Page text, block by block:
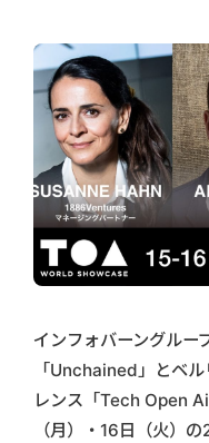
インフォバーングルー
「Unchained」とベ
レンス「Tech Open
（月）・16日（火）